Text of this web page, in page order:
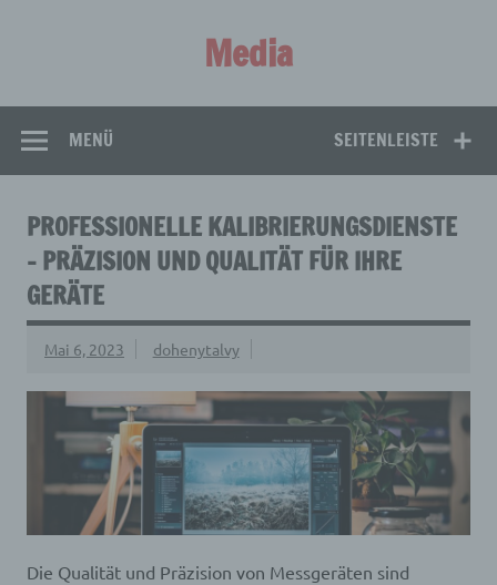
Media
SEITENLEISTE
MENÜ
PROFESSIONELLE KALIBRIERUNGSDIENSTE
– PRÄZISION UND QUALITÄT FÜR IHRE
GERÄTE
Mai 6, 2023 dohenytalvy
Die Qualität und Präzision von Messgeräten sind